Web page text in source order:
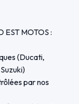
EST MOTOS :
(Ducati,
par nos